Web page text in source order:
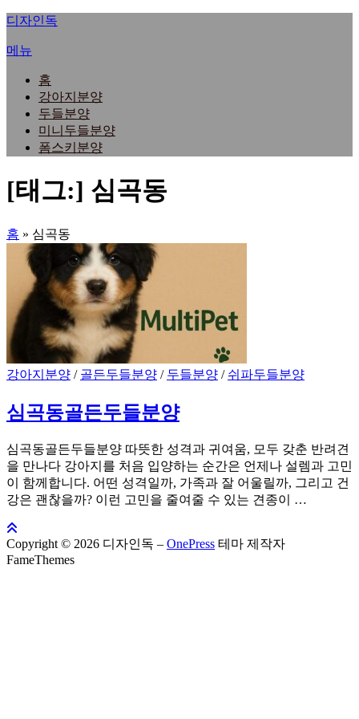
내
으
디자인독
메뉴
홈
강아지분양
두들분양
미니두들분양
폼스키분양
[태그:] 심곡동
홈 » 심곡동
강아지분양 / 골든두들분양 / 두들분양 / 쉬파두들분양
심곡동골든두들분양
심곡동골든두들분양 따뜻한 성격과 귀여움, 모두 갖춘 반려견
을 만나다 강아지를 처음 입양하는 순간은 언제나 설렘과 고민
이 함께합니다. 어떤 성격일까, 가족과 잘 어울릴까, 그리고 건
강은 괜찮을까? 이런 고민을 줄여줄 수 있는 견종이 …
Copyright © 2026 디자인독 – OnePress 테마 제작자
FameThemes